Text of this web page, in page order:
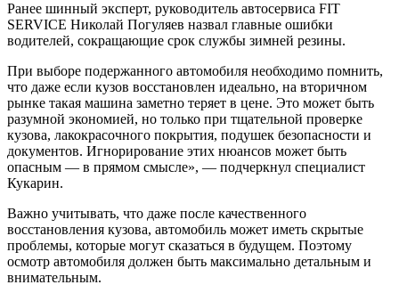
Ранее шинный эксперт, руководитель автосервиса FIT
SERVICE Николай Погуляев назвал главные ошибки
водителей, сокращающие срок службы зимней резины.
При выборе подержанного автомобиля необходимо помнить,
что даже если кузов восстановлен идеально, на вторичном
рынке такая машина заметно теряет в цене. Это может быть
разумной экономией, но только при тщательной проверке
кузова, лакокрасочного покрытия, подушек безопасности и
документов. Игнорирование этих нюансов может быть
опасным — в прямом смысле», — подчеркнул специалист
Кукарин.
Важно учитывать, что даже после качественного
восстановления кузова, автомобиль может иметь скрытые
проблемы, которые могут сказаться в будущем. Поэтому
осмотр автомобиля должен быть максимально детальным и
внимательным.